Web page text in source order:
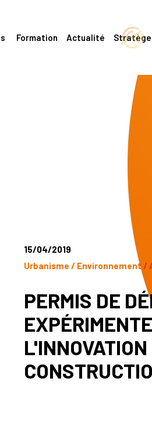
Formation Actualité Stratège
15/04/2019
Urbanisme / Environnement /
PERMIS DE